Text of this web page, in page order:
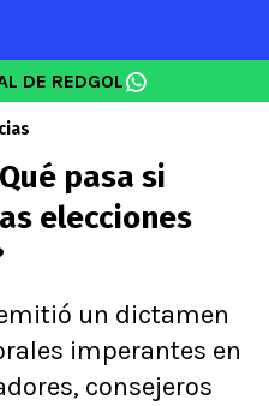
DE REDGOL
pasa si
elecciones
un dictamen
imperantes en
consejeros